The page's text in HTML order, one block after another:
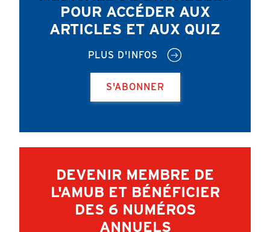
POUR ACCÉDER AUX
ARTICLES ET AUX QUIZ
PLUS D'INFOS
S'ABONNER
DEVENIR MEMBRE DE
L'AMUB ET BÉNÉFICIER
DES 6 NUMÉROS
ANNUELS